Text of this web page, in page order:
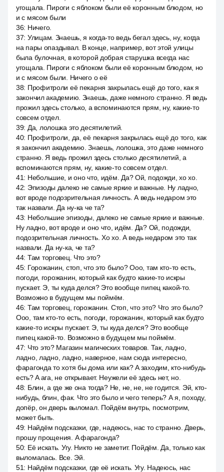
угощала. Пироги с яблоком были её коронным блюдом, но
и с мясом были
36: Ничего.
37: Улицам. Знаешь, я когда-то ведь бегал здесь, ну, когда
на пары опаздывал. В конце, например, вот этой улицы
была булочная, в которой добрая старушка всегда нас
угощала. Пироги с яблоком были её коронным блюдом, но
и с мясом были. Ничего о её
38: Профитроли её пекарня закрылась ещё до того, как я
закончил академию. Знаешь, даже немного странно. Я ведь
прожил здесь столько, а вспоминаются прям, ну, какие-то
совсем отдел.
39: Да, лолошка это десятилетий.
40: Профитроли, да, её пекарня закрылась ещё до того, как
я закончил академию. Знаешь, лолошка, это даже немного
странно. Я ведь прожил здесь столько десятилетий, а
вспоминаются прям, ну, какие-то совсем отдел.
41: Небольшие, и оно что, идём. Да? Ой, подожди, хо хо.
42: Эпизоды далеко не самые яркие и важные. Ну ладно,
вот вроде подозрительная личность. А ведь недаром это
так назвали. Да ну-ка че та?
43: Небольшие эпизоды, далеко не самые яркие и важные.
Ну ладно, вот вроде и оно что, идём. Да? Ой, подожди,
подозрительная личность. Хо хо. А ведь недаром это так
назвали. Да ну-ка, че та?
44: Там торговец. Что это?
45: Горожанин, стоп, что это было? Ооо, там кто-то есть,
погоди, горожанин, который как будто какие-то искры
пускает. Э, ты куда делся? Это вообще пипец какой-то.
Возможно в будущем мы поймём.
46: Там торговец, горожанин. Стоп, что это? Что это было?
Ооо, там кто-то есть, погоди, горожанин, который как будто
какие-то искры пускает. Э, ты куда делся? Это вообще
пипец какой-то. Возможно в будущем мы поймём.
47: Что это? Магазин магических товаров. Так, ладно,
ладно, ладно, ладно, наверное, нам сюда интересно,
фарагонда то хотя бы дома или как? A заходим, кто-нибудь
есть? A ага, не открывает. Неужели её здесь нет, но.
48: Блин, а где же она тогда? Не, не, не, не годится. Эй, кто-
нибудь, блин, фак. Что это было и чего теперь? А я, походу,
допёр, он дверь выломал. Пойдём внутрь, посмотрим,
может быть.
49: Найдём подсказки, где, надеюсь, нас то странно. Дверь,
прошу прощения. A фарагонда?
50: Её искать. Угу. Никто не заметит. Пойдём. Да, только как
выломалась. Все. Эй.
51: Найдём подсказки, где её искать. Угу. Надеюсь, нас